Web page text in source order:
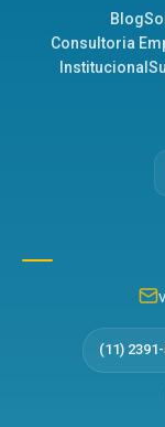
Blog
Consultoria
Institucional
(11)